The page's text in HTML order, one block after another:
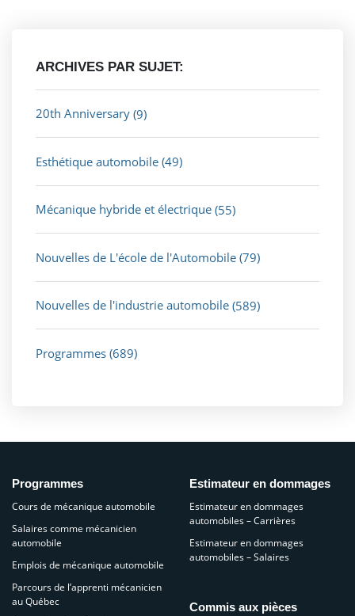
ARCHIVES PAR SUJET:
20th Anniversary (9)
Esthétique automobile (49)
Mécanique hybride et électrique (55)
Nouvelles de L'école de l'Automobile (79)
Nouvelles de l'industrie automobile (589)
Programmes (689)
Programmes
Cours de mécanique automobile
Salaires comme mécanicien
automobile
Emplois de mécanique automobile
Parcours de l’apprenti mécanicien
au Québec
Estimateur en dommages
Estimateur en dommages
automobiles – Carrières
Estimateur en dommages
automobiles – Salaires
Commis aux pièces